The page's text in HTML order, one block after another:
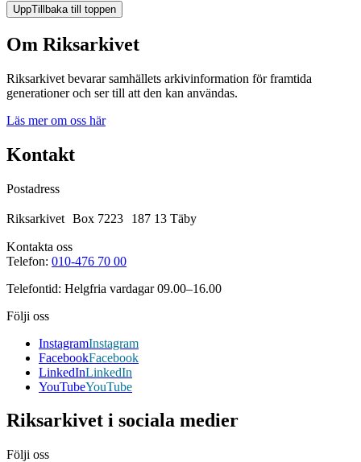
UppTillbaka till toppen
Om Riksarkivet
Riksarkivet bevarar samhällets arkivinformation för framtida
generationer och ser till att den kan användas.
Läs mer om oss här
Kontakt
Postadress
Riksarkivet Box 7223 187 13 Täby
Kontakta oss
Telefon: 010-476 70 00
Telefontid: Helgfria vardagar 09.00–16.00
Följi oss
InstagramInstagram
FacebookFacebook
LinkedInLinkedIn
YouTubeYouTube
Riksarkivet i sociala medier
Följi oss